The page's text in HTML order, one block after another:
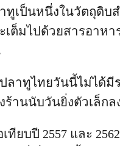
ทูเป็นหนึ่งในวัตถุดิบ
เต็มไปด้วยสารอาห
ลาทูไทยวันนี้ไม่ได้มี
ร้านนับวันยิ่งตัวเล็ก
เทียบปี 2557 และ